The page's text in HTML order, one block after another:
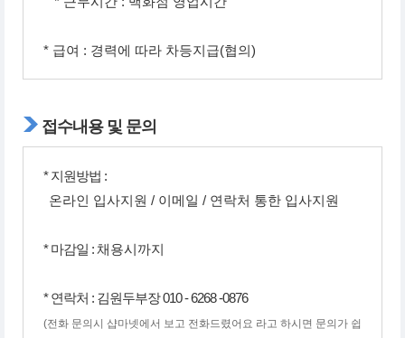
* 급여 : 경력에 따라 차등지급(협의)
접수내용 및 문의
* 지원방법 :
온라인 입사지원 / 이메일 / 연락처 통한 입사지원
* 마감일 : 채용시까지
* 연락처 : 김원두부장 010 - 6268 -0876
(전화 문의시 샵마넷에서 보고 전화드렸어요 라고 하시면 문의가 쉽